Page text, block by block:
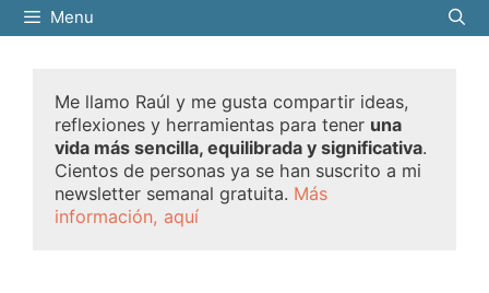
Menu
Me llamo Raúl y me gusta compartir ideas,
reflexiones y herramientas para tener una
vida más sencilla, equilibrada y significativa.
Cientos de personas ya se han suscrito a mi
newsletter semanal gratuita. Más
información, aquí